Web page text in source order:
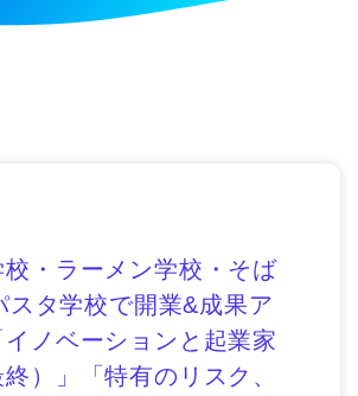
校・ラーメン学校・そば
スタ学校で開業&成果ア
イノベーションと起業家
）」「特有のリスク、